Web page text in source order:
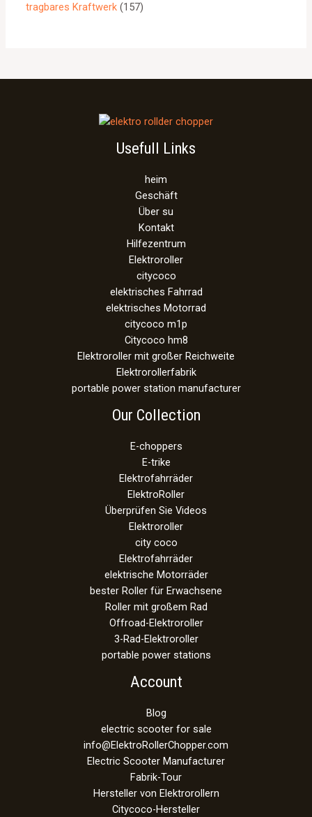
tragbares Kraftwerk 157
Usefull Links
heim
Geschäft
Über su
Kontakt
Hilfezentrum
Elektroroller
citycoco
elektrisches Fahrrad
elektrisches Motorrad
citycoco m1p
Citycoco hm8
Elektroroller mit großer Reichweite
Elektrorollerfabrik
portable power station manufacturer
Our Collection
E-choppers
E-trike
Elektrofahrräder
ElektroRoller
Überprüfen Sie Videos
Elektroroller
city coco
Elektrofahrräder
elektrische Motorräder
bester Roller für Erwachsene
Roller mit großem Rad
Offroad-Elektroroller
3-Rad-Elektroroller
portable power stations
Account
Blog
electric scooter for sale
info@ElektroRollerChopper.com
Electric Scooter Manufacturer
Fabrik-Tour
Hersteller von Elektrorollern
Citycoco-Hersteller